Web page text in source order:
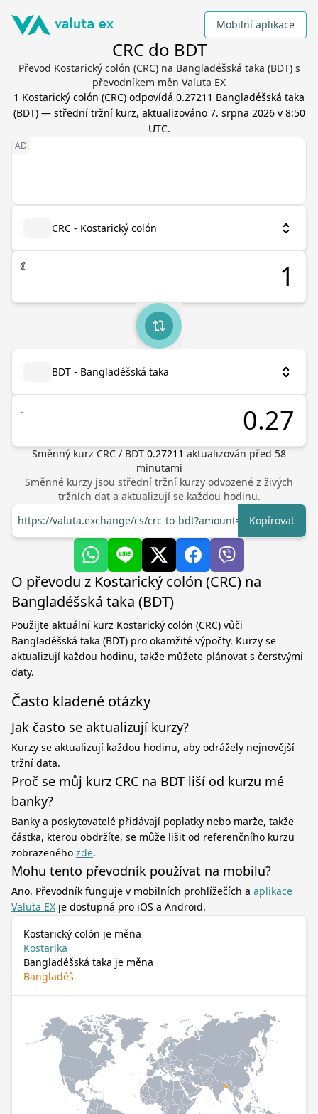
Mobilní aplikace
CRC do BDT
Převod Kostarický colón (CRC) na Bangladéšská taka (BDT) s
převodníkem měn Valuta EX
1 Kostarický colón (CRC) odpovídá 0.27211 Bangladéšská taka
(BDT) — střední tržní kurz, aktualizováno 7. srpna 2026 v 8:50
UTC.
CRC - Kostarický colón
₡
BDT - Bangladéšská taka
৳
Směnný kurz CRC / BDT 0.27211 aktualizován před 58
minutami
Směnné kurzy jsou střední tržní kurzy odvozené z živých
tržních dat a aktualizují se každou hodinu.
https://valuta.exchange/cs/crc-to-bdt?amount=1
Kopírovat
O převodu z Kostarický colón (CRC) na
Bangladéšská taka (BDT)
Použijte aktuální kurz Kostarický colón (CRC) vůči
Bangladéšská taka (BDT) pro okamžité výpočty. Kurzy se
aktualizují každou hodinu, takže můžete plánovat s čerstvými
daty.
Často kladené otázky
Jak často se aktualizují kurzy?
Kurzy se aktualizují každou hodinu, aby odrážely nejnovější
tržní data.
Proč se můj kurz CRC na BDT liší od kurzu mé
banky?
Banky a poskytovatelé přidávají poplatky nebo marže, takže
částka, kterou obdržíte, se může lišit od referenčního kurzu
zobrazeného zde.
Mohu tento převodník používat na mobilu?
Ano. Převodník funguje v mobilních prohlížečích a aplikace
Valuta EX je dostupná pro iOS a Android.
Kostarický colón je měna
Kostarika
Bangladéšská taka je měna
Bangladéš